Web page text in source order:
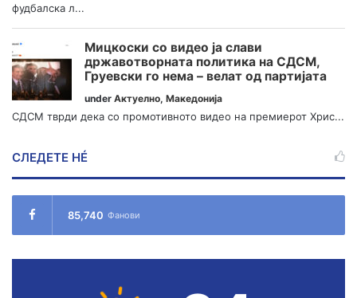
фудбалска л...
Мицкоски со видео ја слави
државотворната политика на СДСМ,
Груевски го нема – велат од партијата
under Актуелно, Македонија
СДСМ тврди дека со промотивното видео на премиерот Хрис...
СЛЕДЕТЕ НÉ
85,740 Фанови